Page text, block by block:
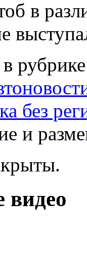
в
без
и
видео